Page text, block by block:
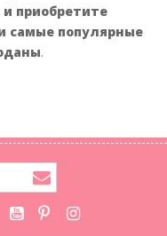
приобретите
самые популярные
.